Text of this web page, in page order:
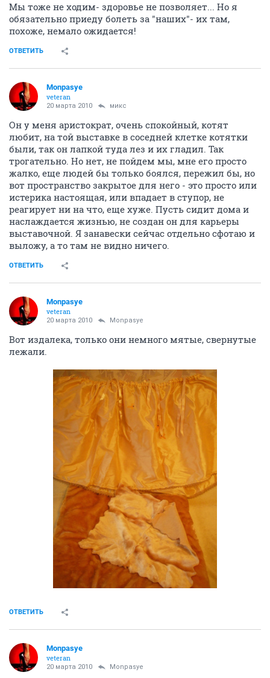
Мы тоже не ходим- здоровье не позволяет... Но я
обязательно приеду болеть за "наших"- их там,
похоже, немало ожидается!
ОТВЕТИТЬ
Monpasye
veteran
20 марта 2010 микс
Он у меня аристократ, очень спокойный, котят
любит, на той выставке в соседней клетке котятки
были, так он лапкой туда лез и их гладил. Так
трогательно. Но нет, не пойдем мы, мне его просто
жалко, еще людей бы только боялся, пережил бы, но
вот пространство закрытое для него - это просто или
истерика настоящая, или впадает в ступор, не
реагирует ни на что, еще хуже. Пусть сидит дома и
наслаждается жизнью, не создан он для карьеры
выставочной. Я занавески сейчас отдельно сфотаю и
выложу, а то там не видно ничего.
ОТВЕТИТЬ
Monpasye
veteran
20 марта 2010 Monpasye
Вот издалека, только они немного мятые, свернутые
лежали.
ОТВЕТИТЬ
Monpasye
veteran
20 марта 2010 Monpasye